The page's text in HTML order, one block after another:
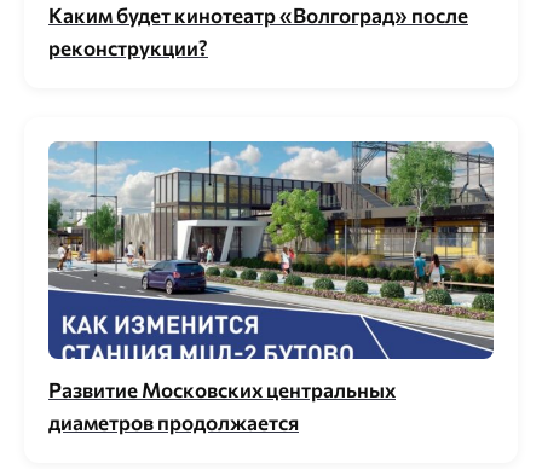
Каким будет кинотеатр «Волгоград» после
реконструкции?
Развитие Московских центральных
диаметров продолжается